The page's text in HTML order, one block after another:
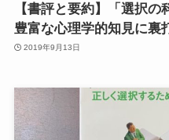
【書評と要約】「選択
豊富な心理学的知見に裏
2019年9月13日